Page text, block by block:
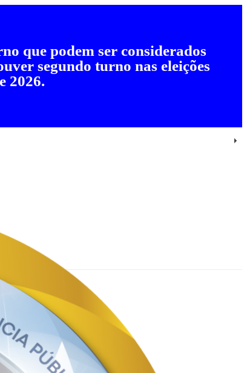
que podem ser considerados
segundo turno nas eleições
2026.